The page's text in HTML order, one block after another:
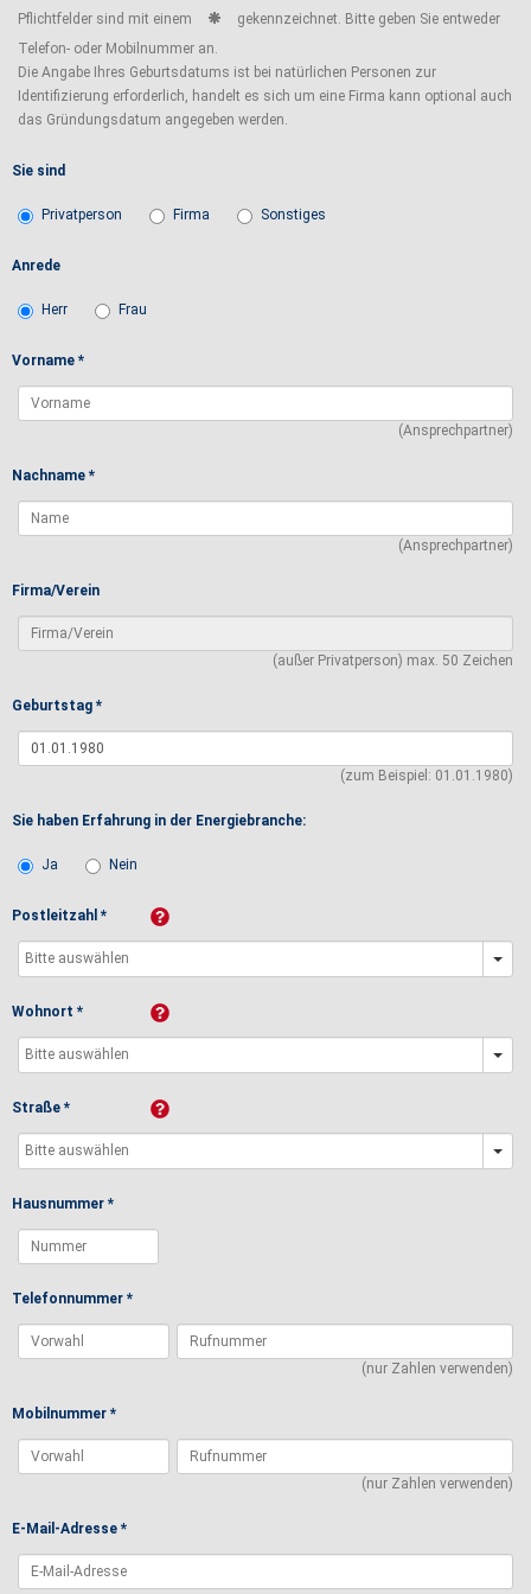
Pflichtfelder sind mit einem
gekennzeichnet. Bitte geben Sie entweder
Telefon- oder Mobilnummer an.
Die Angabe Ihres Geburtsdatums ist bei natürlichen Personen zur
Identifizierung erforderlich, handelt es sich um eine Firma kann optional auch
das Gründungsdatum angegeben werden.
Sie sind
Privatperson Firma Sonstiges
Anrede
Herr Frau
Vorname *
(Ansprechpartner)
Nachname *
(Ansprechpartner)
Firma/Verein
(außer Privatperson) max. 50 Zeichen
Geburtstag *
(zum Beispiel: 01.01.1980)
Sie haben Erfahrung in der Energiebranche:
Ja Nein
Postleitzahl *
Wohnort *
Straße *
Hausnummer *
Telefonnummer *
(nur Zahlen verwenden)
Mobilnummer *
(nur Zahlen verwenden)
E-Mail-Adresse *